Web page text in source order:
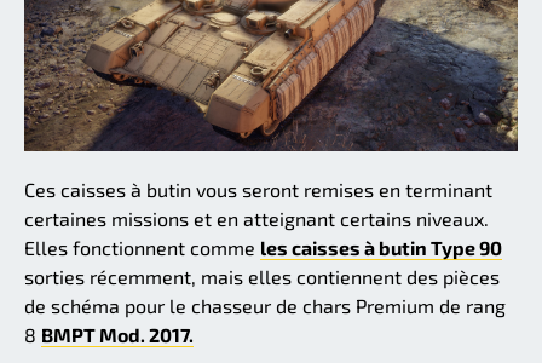
Ces caisses à butin vous seront remises en terminant
certaines missions et en atteignant certains niveaux.
Elles fonctionnent comme les caisses à butin Type 90
sorties récemment, mais elles contiennent des pièces
de schéma pour le chasseur de chars Premium de rang
8 BMPT Mod. 2017.